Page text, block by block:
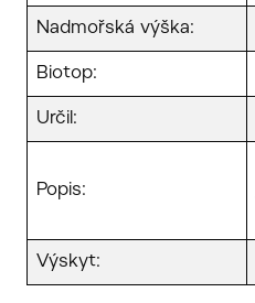
Nadmořská výška:
Biotop:
Určil:
Popis:
Výskyt: